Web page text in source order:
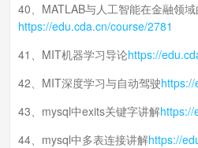
40、MATLAB与人工智能在金融领
https://edu.cda.cn/course/2781
41、MIT机器学习导论https://
42、MIT深度学习与自动驾驶
43、mysql中exits关键字讲解https://
44、mysql中多表连接讲解https://